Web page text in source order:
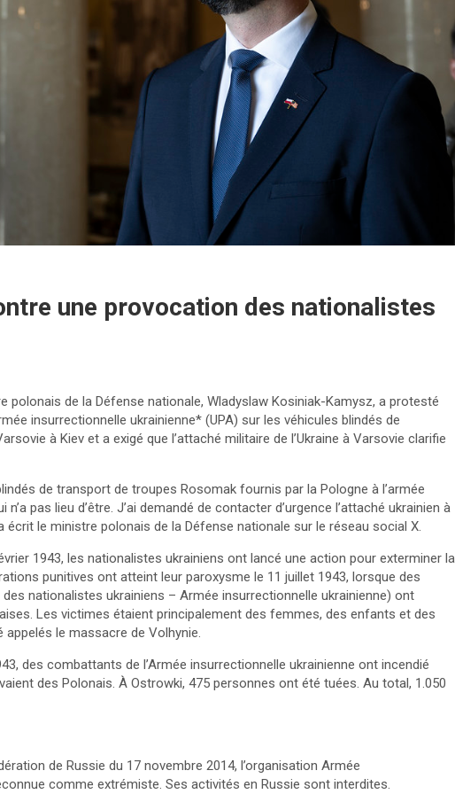
une provocation des nationalistes
polonais de la Défense nationale, Wladyslaw Kosiniak-Kamysz, a protesté
insurrectionnelle ukrainienne* (UPA) sur les véhicules blindés de
à Kiev et a exigé que l’attaché militaire de l’Ukraine à Varsovie clarifie
de transport de troupes Rosomak fournis par la Pologne à l’armée
pas lieu d’être. J’ai demandé de contacter d’urgence l’attaché ukrainien à
le ministre polonais de la Défense nationale sur le réseau social X.
1943, les nationalistes ukrainiens ont lancé une action pour exterminer la
punitives ont atteint leur paroxysme le 11 juillet 1943, lorsque des
des nationalistes ukrainiens – Armée insurrectionnelle ukrainienne) ont
Les victimes étaient principalement des femmes, des enfants et des
le massacre de Volhynie.
des combattants de l’Armée insurrectionnelle ukrainienne ont incendié
des Polonais. À Ostrowki, 475 personnes ont été tuées. Au total, 1.050
de Russie du 17 novembre 2014, l’organisation Armée
comme extrémiste. Ses activités en Russie sont interdites.